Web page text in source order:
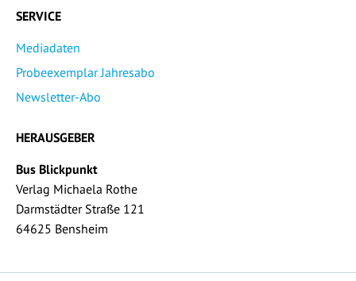
SERVICE
Mediadaten
Probeexemplar Jahresabo
Newsletter-Abo
HERAUSGEBER
Bus Blickpunkt
Verlag Michaela Rothe
Darmstädter Straße 121
64625 Bensheim